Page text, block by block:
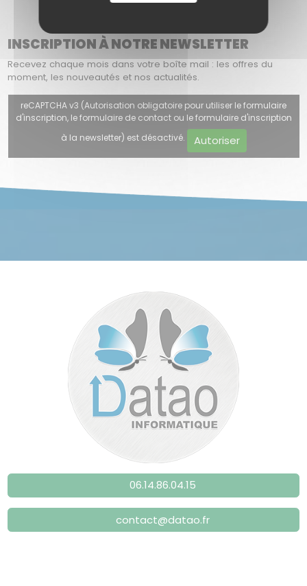
INSCRIPTION À NOTRE NEWSLETTER
Recevez chaque mois dans votre boîte mail : les offres du
moment, les nouveautés et nos actualités.
reCAPTCHA v3 (Autorisation obligatoire pour utiliser le formulaire
d'inscription, le formulaire de contact ou le formulaire d'inscription
à la newsletter) est désactivé.
Autoriser
06.14.86.04.15
contact@datao.fr